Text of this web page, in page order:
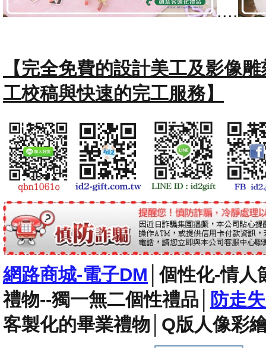
....
【完全免費的設計美工及影像
工校稿與快速的完工服務】
網路商城-電子DM │個性化-情人
禮物--獨一無二個性禮品
防走
客製化的畢業禮物 Q版人像彩